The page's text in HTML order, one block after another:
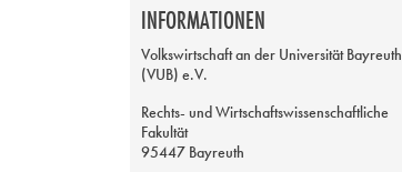
INFORMATIONEN
Volkswirtschaft an der Universität Bayreuth
(VUB) e.V.
Rechts- und Wirtschaftswissenschaftliche
Fakultät
95447 Bayreuth